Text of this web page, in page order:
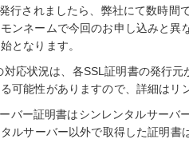
行されましたら、弊社にて数時間
ンネームで今回のお申し込みと
となります。
応状況は、各SSL証明書の発行元
可能性がありますので、詳細はリ
バー証明書はシンレンタルサーバ
ルサーバー以外で取得した証明書